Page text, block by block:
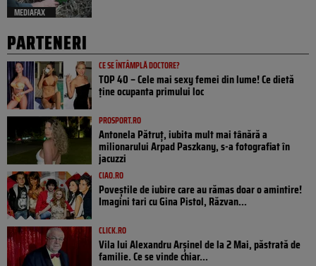
MEDIAFAX
PARTENERI
CE SE ÎNTÂMPLĂ DOCTORE?
TOP 40 – Cele mai sexy femei din lume! Ce dietă
ține ocupanta primului loc
PROSPORT.RO
Antonela Pătruț, iubita mult mai tânără a
milionarului Arpad Paszkany, s-a fotografiat în
jacuzzi
CIAO.RO
Poveştile de iubire care au rămas doar o amintire!
Imagini tari cu Gina Pistol, Răzvan...
CLICK.RO
Vila lui Alexandru Arșinel de la 2 Mai, păstrată de
familie. Ce se vinde chiar...